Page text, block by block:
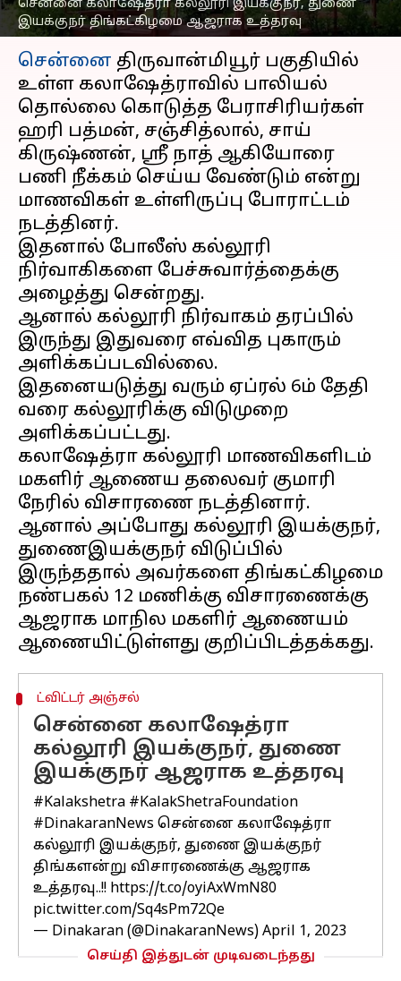
சென்னை கலாஷேத்ரா கல்லூரி இயக்குநர், துணை
இயக்குநர் திங்கட்கிழமை ஆஜராக உத்தரவு
செய்தி முன்னோட்டம்
சென்னை திருவான்மியூர் பகுதியில்
உள்ள கலாஷேத்ராவில் பாலியல்
தொல்லை கொடுத்த பேராசிரியர்கள்
ஹரி பத்மன், சஞ்சித்லால், சாய்
கிருஷ்ணன், ஸ்ரீ நாத் ஆகியோரை
பணி நீக்கம் செய்ய வேண்டும் என்று
மாணவிகள் உள்ளிருப்பு போராட்டம்
நடத்தினர்.
இதனால் போலீஸ் கல்லூரி
நிர்வாகிகளை பேச்சுவார்த்தைக்கு
அழைத்து சென்றது.
ஆனால் கல்லூரி நிர்வாகம் தரப்பில்
இருந்து இதுவரை எவ்வித புகாரும்
அளிக்கப்படவில்லை.
இதனையடுத்து வரும் ஏப்ரல் 6ம் தேதி
வரை கல்லூரிக்கு விடுமுறை
அளிக்கப்பட்டது.
கலாஷேத்ரா கல்லூரி மாணவிகளிடம்
மகளிர் ஆணைய தலைவர் குமாரி
நேரில் விசாரணை நடத்தினார்.
ஆனால் அப்போது கல்லூரி இயக்குநர்,
துணைஇயக்குநர் விடுப்பில்
இருந்ததால் அவர்களை திங்கட்கிழமை
நண்பகல் 12 மணிக்கு விசாரணைக்கு
ஆஜராக மாநில மகளிர் ஆணையம்
ட்விட்டர் அஞ்சல்
சென்னை கலாஷேத்ரா
கல்லூரி இயக்குநர், துணை
இயக்குநர் ஆஜராக உத்தரவு
#Kalakshetra #KalakShetraFoundation
#DinakaranNews சென்னை கலாஷேத்ரா
கல்லூரி இயக்குநர், துணை இயக்குநர்
திங்களன்று விசாரணைக்கு ஆஜராக
உத்தரவு..!! https://t.co/oyiAxWmN80
pic.twitter.com/Sq4sPm72Qe
— Dinakaran (@DinakaranNews) April 1, 2023
செய்தி இத்துடன் முடிவடைந்தது